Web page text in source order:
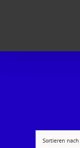
Sortieren nach